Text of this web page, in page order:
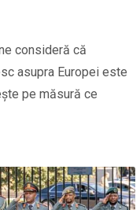
consideră că
asupra Europei este
pe măsură ce